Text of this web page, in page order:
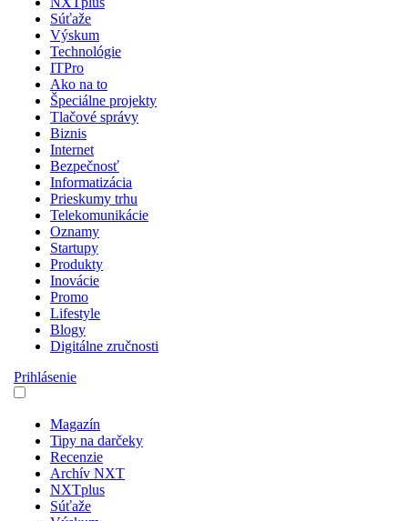
Súťaže
Výskum
Technológie
ITPro
Ako na to
Špeciálne projekty
Tlačové správy
Biznis
Internet
Bezpečnosť
Informatizácia
Prieskumy trhu
Telekomunikácie
Oznamy
Startupy
Produkty
Inovácie
Promo
Lifestyle
Blogy
Digitálne zručnosti
Prihlásenie
Magazín
Tipy na darčeky
Recenzie
Archív NXT
NXTplus
Súťaže